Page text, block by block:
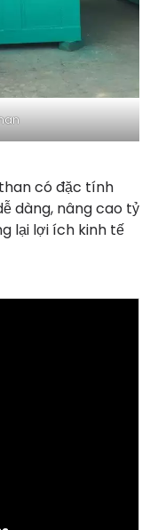
có đặc tính
dàng, nâng cao tỷ
lại lợi ích kinh tế